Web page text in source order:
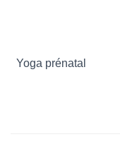
Yoga prénatal